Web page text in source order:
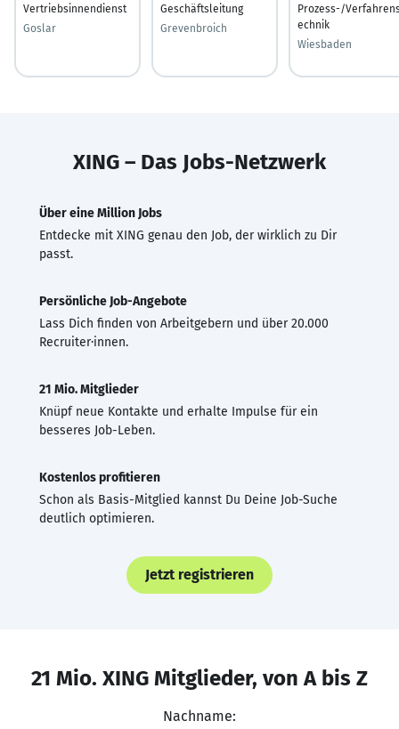
Vertriebsinnendienst
Goslar
Geschäftsleitung
Grevenbroich
Prozess-/
echnik
Wiesbaden
XING – Das Jobs-Netzwerk
Über eine Million Jobs
Entdecke mit XING genau den Job, der wirklich zu Dir
passt.
Persönliche Job-Angebote
Lass Dich finden von Arbeitgebern und über 20.000
Recruiter·innen.
21 Mio. Mitglieder
Knüpf neue Kontakte und erhalte Impulse für ein
besseres Job-Leben.
Kostenlos profitieren
Schon als Basis-Mitglied kannst Du Deine Job-Suche
deutlich optimieren.
Jetzt registrieren
21 Mio. XING Mitglieder, von A bis Z
Nachname: